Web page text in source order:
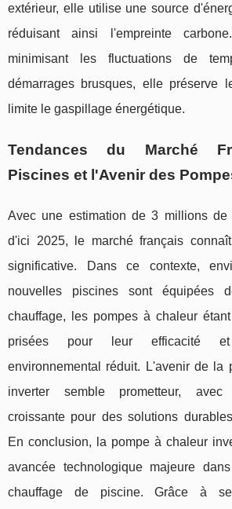
extérieur, elle utilise une source
réduisant ainsi l'empreinte
minimisant les fluctuations de
démarrages brusques, elle préserve
limite le gaspillage énergétique.
Tendances du Marché
Piscines et l'Avenir des
Avec une estimation de 3 millions de
d'ici 2025, le marché français
significative. Dans ce contexte,
nouvelles piscines sont équipées
chauffage, les pompes à chaleur
prisées pour leur efficacité
environnemental réduit. L'avenir de la
inverter semble prometteur,
croissante pour des solutions
En conclusion, la pompe à chaleur
avancée technologique majeure
chauffage de piscine. Grâce à